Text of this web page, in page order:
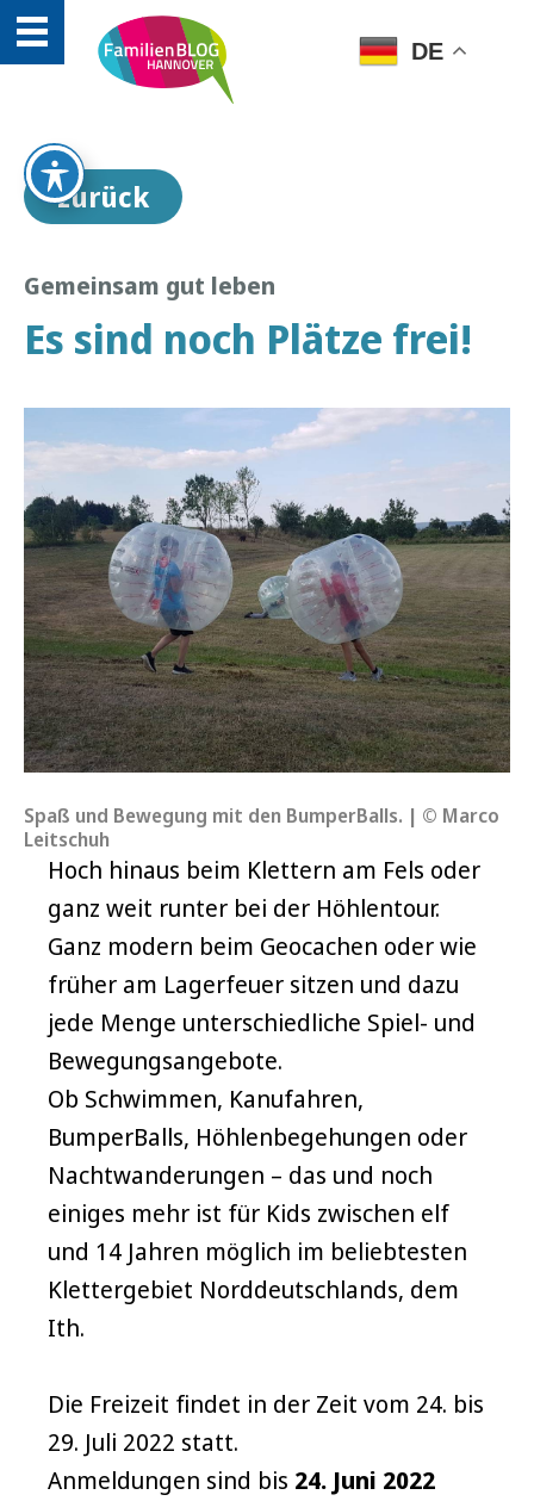
DE
zurück
Gemeinsam gut leben
Es sind noch Plätze frei!
Spaß und Bewegung mit den BumperBalls. | © Marco
Leitschuh
Hoch hinaus beim Klettern am Fels oder
ganz weit runter bei der Höhlentour.
Ganz modern beim Geocachen oder wie
früher am Lagerfeuer sitzen und dazu
jede Menge unterschiedliche Spiel- und
Bewegungsangebote.
Ob Schwimmen, Kanufahren,
BumperBalls, Höhlenbegehungen oder
Nachtwanderungen – das und noch
einiges mehr ist für Kids zwischen elf
und 14 Jahren möglich im beliebtesten
Klettergebiet Norddeutschlands, dem
Ith.
Die Freizeit findet in der Zeit vom 24. bis
29. Juli 2022 statt.
Anmeldungen sind bis 24. Juni 2022